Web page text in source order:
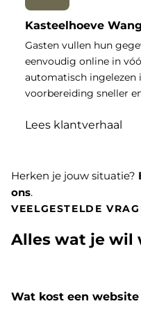
Kasteelhoeve
Gasten vullen hun
eenvoudig online in
automatisch ingelezen
voorbereiding sneller
Lees klantverhaal
Herken je jouw situatie?
ons.
VEELGESTELDE
Alles wat je wil
Wat kost een